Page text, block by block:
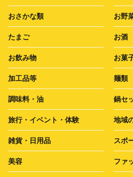
おさかな類 お野
たまご お酒
お飲み物 お菓
加工品等 麺類
調味料・油 鍋セ
旅行・イベント・体験 地域
雑貨・日用品 スポ
美容 ファ